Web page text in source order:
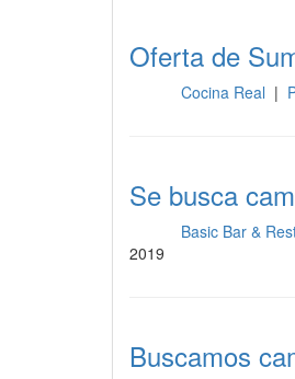
Oferta de
Cocina Real |
Se busca
Basic Bar &
2019
Buscamos